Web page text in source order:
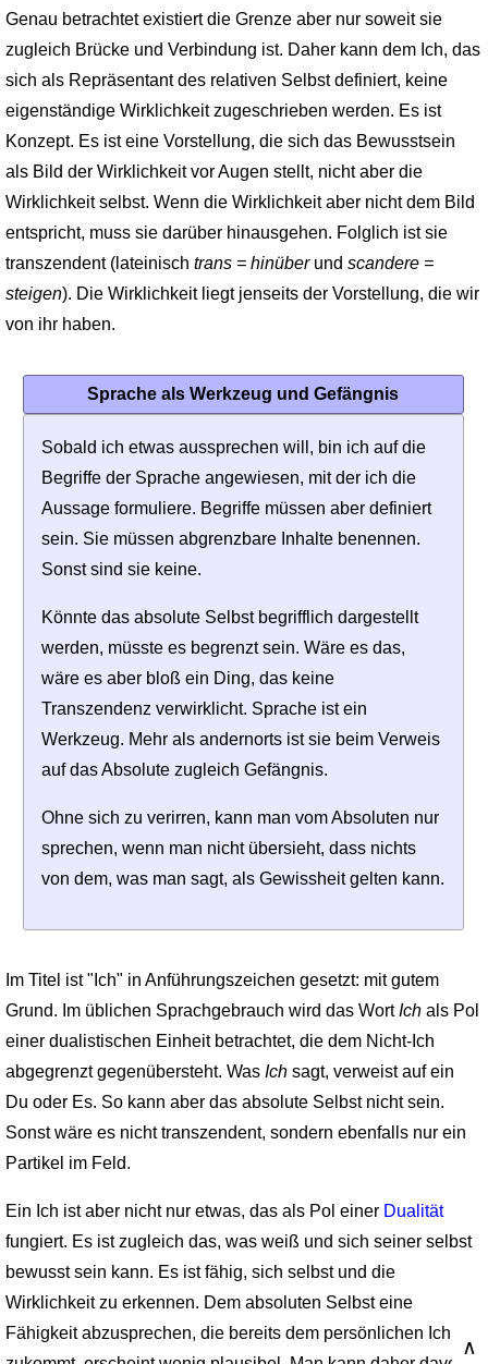
∧
Genau betrachtet existiert die Grenze aber nur soweit sie
zugleich Brücke und Verbindung ist. Daher kann dem Ich, das
sich als Repräsentant des relativen Selbst definiert, keine
eigenständige Wirklichkeit zugeschrieben werden. Es ist
Konzept. Es ist eine Vorstellung, die sich das Bewusstsein
als Bild der Wirklichkeit vor Augen stellt, nicht aber die
Wirklichkeit selbst. Wenn die Wirklichkeit aber nicht dem Bild
entspricht, muss sie darüber hinausgehen. Folglich ist sie
transzendent (lateinisch trans = hinüberund scandere =
steigen). Die Wirklichkeit liegt jenseits der Vorstellung, die wir
von ihr haben.
Sprache als Werkzeug und Gefängnis
Sobald ich etwas aussprechen will, bin ich auf die
Begriffe der Sprache angewiesen, mit der ich die
Aussage formuliere. Begriffe müssen aber definiert
sein. Sie müssen abgrenzbare Inhalte benennen.
Sonst sind sie keine.
Könnte das absolute Selbst begrifflich dargestellt
werden, müsste es begrenzt sein. Wäre es das,
wäre es aber bloß ein Ding, das keine
Transzendenz verwirklicht. Sprache ist ein
Werkzeug. Mehr als andernorts ist sie beim Verweis
auf das Absolute zugleich Gefängnis.
Ohne sich zu verirren, kann man vom Absoluten nur
sprechen, wenn man nicht übersieht, dass nichts
von dem, was man sagt, als Gewissheit gelten kann.
Im Titel ist "Ich" in Anführungszeichen gesetzt: mit gutem
Grund. Im üblichen Sprachgebrauch wird das WortIchals Pol
einer dualistischen Einheit betrachtet, die dem Nicht-Ich
abgegrenzt gegenübersteht. Was Ichsagt, verweist auf ein
Du oder Es. So kann aber das absolute Selbst nicht sein.
Sonst wäre es nicht transzendent, sondern ebenfalls nur ein
Partikel im Feld.
Ein Ich ist aber nicht nur etwas, das als Pol einer Dualität
fungiert. Es ist zugleich das, was weiß und sich seiner selbst
bewusst sein kann. Es ist fähig, sich selbst und die
Wirklichkeit zu erkennen. Dem absoluten Selbst eine
Fähigkeit abzusprechen, die bereits dem persönlichen Ich